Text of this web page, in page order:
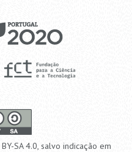
SA 4.0, salvo indicação em